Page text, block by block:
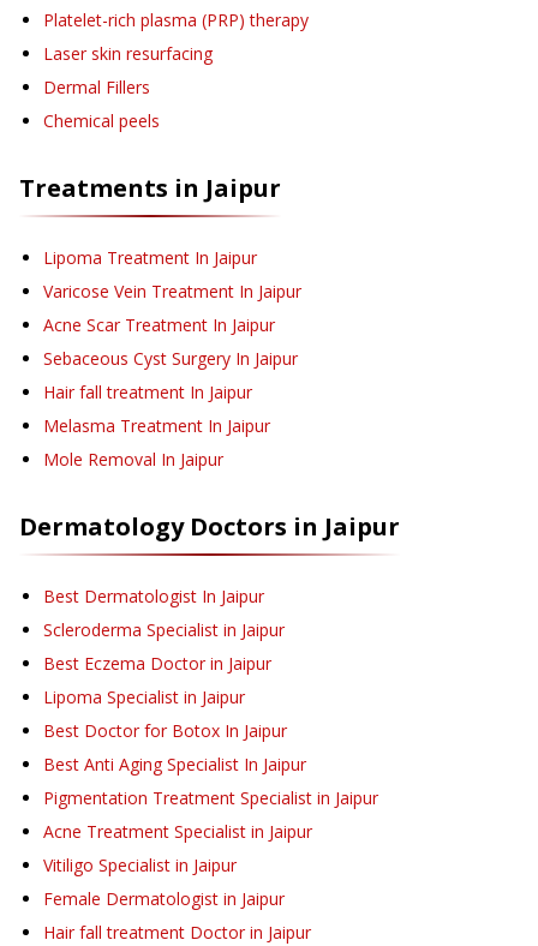
Platelet-rich plasma (PRP) therapy
Laser skin resurfacing
Dermal Fillers
Chemical peels
Treatments in Jaipur
Lipoma Treatment In Jaipur
Varicose Vein Treatment In Jaipur
Acne Scar Treatment In Jaipur
Sebaceous Cyst Surgery In Jaipur
Hair fall treatment In Jaipur
Melasma Treatment In Jaipur
Mole Removal In Jaipur
DermatologyDoctors in Jaipur
Best Dermatologist In Jaipur
Scleroderma Specialist in Jaipur
Best Eczema Doctor in Jaipur
Lipoma Specialist in Jaipur
Best Doctor for Botox In Jaipur
Best Anti Aging Specialist In Jaipur
Pigmentation Treatment Specialist in Jaipur
Acne Treatment Specialist in Jaipur
Vitiligo Specialist in Jaipur
Female Dermatologist in Jaipur
Hair fall treatment Doctor in Jaipur